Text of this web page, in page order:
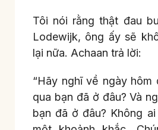
Tôi nói rằng thật đau
Lodewijk, ông ấy sẽ
lại nữa. Achaan trả lời:
“Hãy nghĩ về ngày hôm
qua bạn đã ở đâu? Và
bạn đã ở đâu? Không